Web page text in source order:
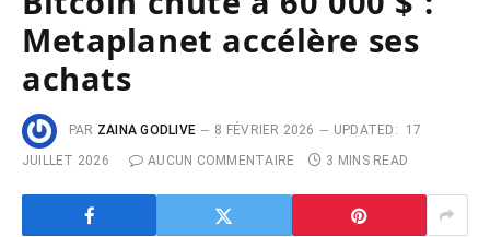
Metaplanet accélère ses
achats
PAR ZAINA GODLIVE 8 FÉVRIER 2026 UPDATED:
17
JUILLET 2026
AUCUN COMMENTAIRE 3 MINS READ